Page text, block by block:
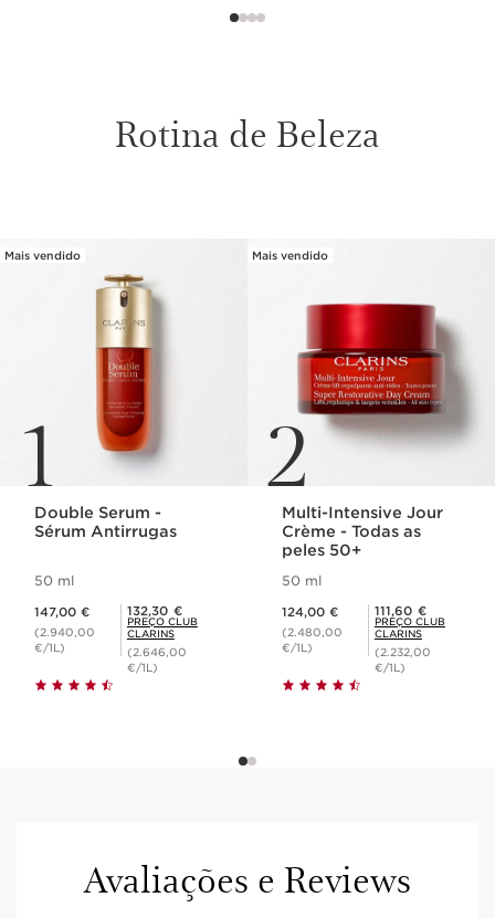
Rotina de Beleza
1
Mais vendido
Double Serum -
Sérum Antirrugas
50 ml
147,00 €
(2.940,00
€/1L)
Preço Club Clarins 132,30 €
132,30 €
PREÇO CLUB
CLARINS
(2.646,00
€/1L)
2
Mais vendido
Multi-Intensive Jour
Crème - Todas as
peles 50+
50 ml
124,00 €
(2.480,00
€/1L)
Preço Club Clarins 111,60 €
111,60 €
PREÇO CLUB
CLARINS
(2.232,00
€/1L)
Avaliações e Reviews